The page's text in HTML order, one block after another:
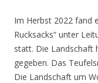
Im Herbst 2022 fand
Rucksacks“ unter
statt. Die Landschaft
gegeben. Das
Die Landschaft um